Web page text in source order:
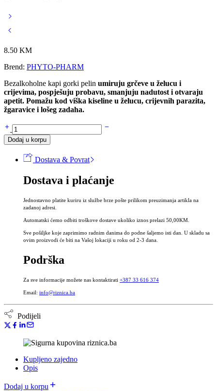
8.50 KM
Brend: PHYTO-PHARM
Bezalkoholne kapi gorki pelin umiruju grčeve u želucu i
crijevima, pospješuju probavu, smanjuju nadutost i otvaraju
apetit. Pomažu kod viška kiseline u želucu, crijevnih parazita,
žgaravice i lošeg zadaha.
Bezalkoholne
kapi
gorki
Tinktura
alkohola
količina
Dodaj u korpu
Dostava & Povrat
Dostava i plaćanje
Jednostavno platite kuriru iz službe brze pošte prilikom preuzimanja artikla na
zadanoj adresi.
Automatski ćemo odbiti troškove dostave ukoliko iznos prelazi 50,00KM.
Sve pošiljke koje zaprimimo radnim danima do podne šaljemo isti dan. U skladu sa
ovim proizvodi će biti na Vašoj lokaciji u roku od 2-3 dana.
Podrška
Za sve informacije možete nas kontaktirati +387 33 616 374
Email: info@riznica.ba
Podijeli
Kupljeno zajedno
Opis
Dodaj u korpu